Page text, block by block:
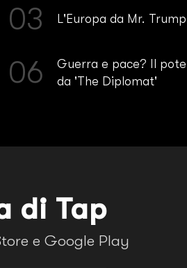
03 L'Europa da Mr.
06
Guerra e pace? Il
da 'The Diplomat'
di Tap
e Google Play